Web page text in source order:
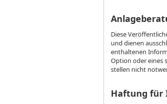
Diese
und dienen
enthaltenen
Option oder eines
stellen nicht
Haftung für